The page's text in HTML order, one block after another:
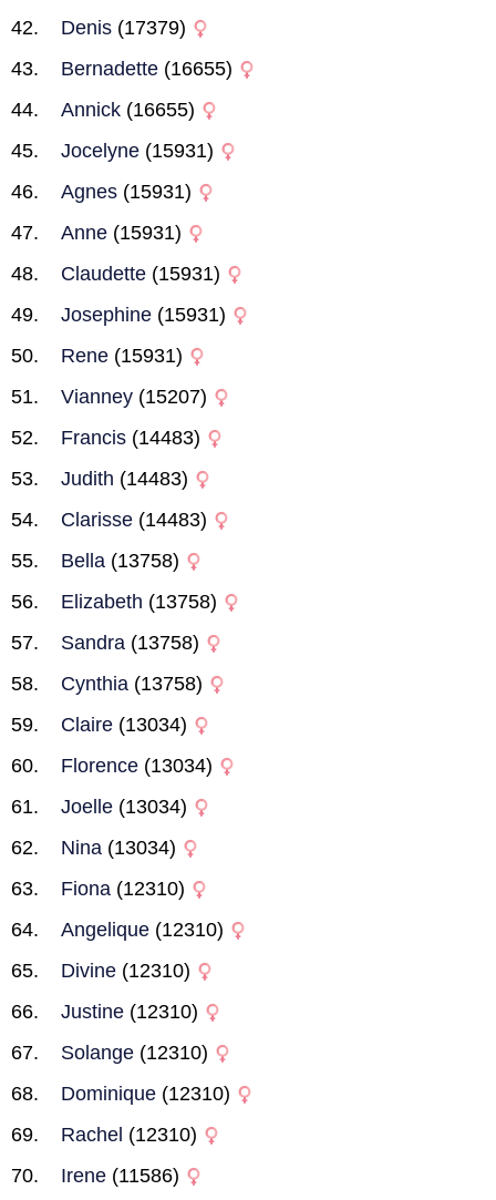
Denis (17379)
Bernadette (16655)
Annick (16655)
Jocelyne (15931)
Agnes (15931)
Anne (15931)
Claudette (15931)
Josephine (15931)
Rene (15931)
Vianney (15207)
Francis (14483)
Judith (14483)
Clarisse (14483)
Bella (13758)
Elizabeth (13758)
Sandra (13758)
Cynthia (13758)
Claire (13034)
Florence (13034)
Joelle (13034)
Nina (13034)
Fiona (12310)
Angelique (12310)
Divine (12310)
Justine (12310)
Solange (12310)
Dominique (12310)
Rachel (12310)
Irene (11586)